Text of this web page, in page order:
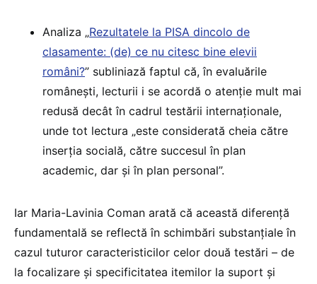
Analiza „Rezultatele la PISA dincolo de
clasamente: (de) ce nu citesc bine elevii
români?” subliniază faptul că, în evaluările
românești, lecturii i se acordă o atenție mult mai
redusă decât în cadrul testării internaționale,
unde tot lectura „este considerată cheia către
inserția socială, către succesul în plan
academic, dar și în plan personal”.
Iar Maria-Lavinia Coman arată că această diferență
fundamentală se reflectă în schimbări substanțiale în
cazul tuturor caracteristicilor celor două testări – de
la focalizare și specificitatea itemilor la suport și